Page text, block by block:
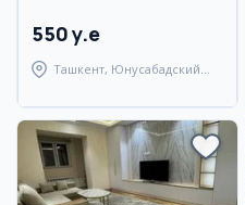
550 y.e
Ташкент, Юнусабадский